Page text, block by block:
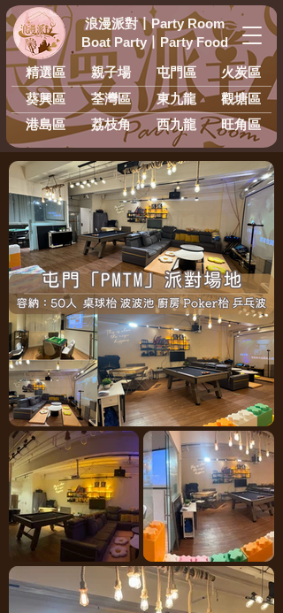
精選區 親子場 屯門區
火炭區
葵興區
荃灣區 東九龍
​觀塘區
旺角區
西九龍
荔枝角
港島區
浪漫派對丨Party Room
Boat Party 丨 Party Food